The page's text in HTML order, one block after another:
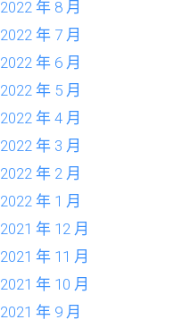
2022 年 8 月
2022 年 7 月
2022 年 6 月
2022 年 5 月
2022 年 4 月
2022 年 3 月
2022 年 2 月
2022 年 1 月
2021 年 12 月
2021 年 11 月
2021 年 10 月
2021 年 9 月